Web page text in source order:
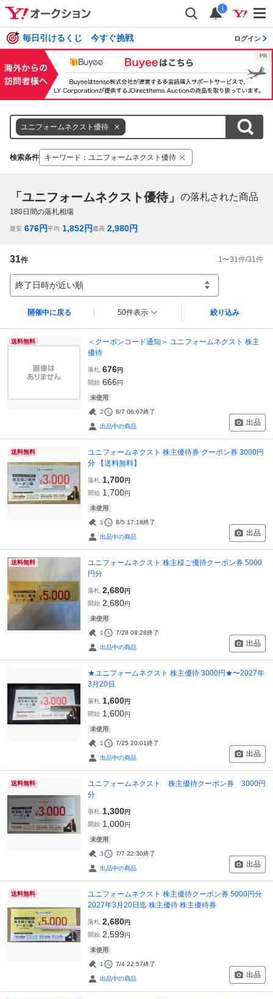
i
毎日引けるくじ 今すぐ挑戦 ログイン
ユニフォームネクスト優待
検索条件 キーワード ： ユニフォームネクスト優待
「ユニフォームネクスト優待」 の落札された商品
180日間の落札相場
最安 676円平均 1,852円最高 2,980円
31件 1 〜31 件/31 件
終了日時が近い順
開催中に戻る 50件表示 絞り込み
送料無料
＜クーポンコード通知＞ ユニフォームネクスト 株主
優待
落札 676円
開始 666円
未使用
2 8/7 06:07終了
出品中の商品 出品
送料無料
ユニフォームネクスト 株主優待券 クーポン券 3000円
分 【送料無料】
落札 1,700円
開始 1,700円
未使用
1 8/5 17:18終了
出品中の商品 出品
送料無料
ユニフォームネクスト 株主様ご優待クーポン券 5000
円分
落札 2,680円
開始 2,680円
未使用
1 7/28 08:28終了
出品中の商品 出品
★ユニフォームネクスト 株主優待 3000円★〜2027年
3月20日
落札 1,600円
開始 1,600円
未使用
1 7/25 20:01終了
出品中の商品 出品
送料無料
ユニフォームネクスト 株主優待クーポン券 3000円
分
落札 1,300円
開始 1,000円
未使用
3 7/7 22:30終了
出品中の商品 出品
送料無料
ユニフォームネクスト 株主優待クーポン券 5000円分
2027年3月20日迄 株主優待 株主優待券
落札 2,680円
開始 2,599円
未使用
1 7/4 22:57終了
出品中の商品 出品